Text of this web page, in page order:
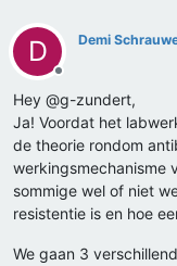
D
Offline
Demi
Hey @g-zundert,
Ja! Voordat het
de theorie rondom
werkingsmechanisme
sommige wel of niet
resistentie is en hoe
We gaan 3